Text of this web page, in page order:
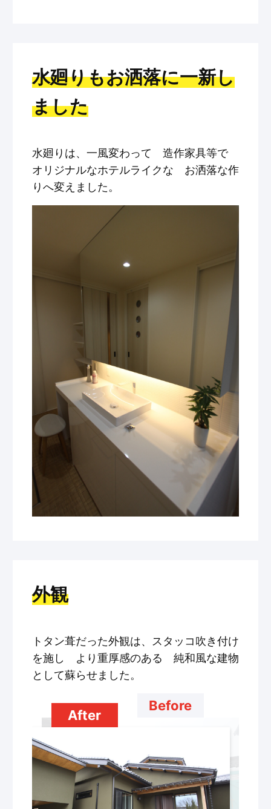
水廻りもお洒落に一新し
ました
水廻りは、一風変わって 造作家具等で
オリジナルなホテルライクな お洒落な作
りへ変えました。
外観
トタン葺だった外観は、スタッコ吹き付け
を施し より重厚感のある 純和風な建物
として蘇らせました。
Before
After